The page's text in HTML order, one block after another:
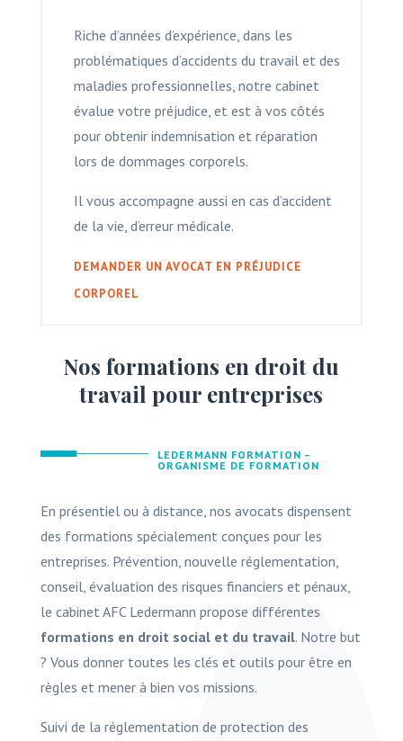
Riche d’années d’expérience, dans les
problématiques d’accidents du travail et des
maladies professionnelles, notre cabinet
évalue votre préjudice, et est à vos côtés
pour obtenir indemnisation et réparation
lors de dommages corporels.
Il vous accompagne aussi en cas d’accident
de la vie, d’erreur médicale.
DEMANDER UN AVOCAT EN PRÉJUDICE
CORPOREL
Nos formations en droit du
travail pour entreprises
LEDERMANN FORMATION –
ORGANISME DE FORMATION
En présentiel ou à distance, nos avocats dispensent
des formations spécialement conçues pour les
entreprises. Prévention, nouvelle réglementation,
conseil, évaluation des risques financiers et pénaux,
le cabinet AFC Ledermann propose différentes
formations en droit social et du travail. Notre but
? Vous donner toutes les clés et outils pour être en
règles et mener à bien vos missions.
Suivi de la réglementation de protection des